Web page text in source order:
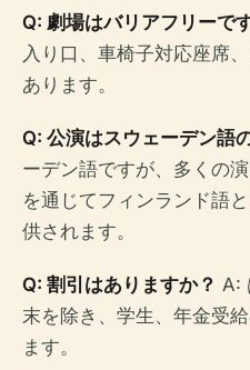
Q: 劇場はバリアフリーで
入り口、車椅子対応座席
あります。
Q: 公演はスウェーデン語
ーデン語ですが、多くの
を通じてフィンランド語
供されます。
Q: 割引はありますか？ A:
末を除き、学生、年金受
ます。